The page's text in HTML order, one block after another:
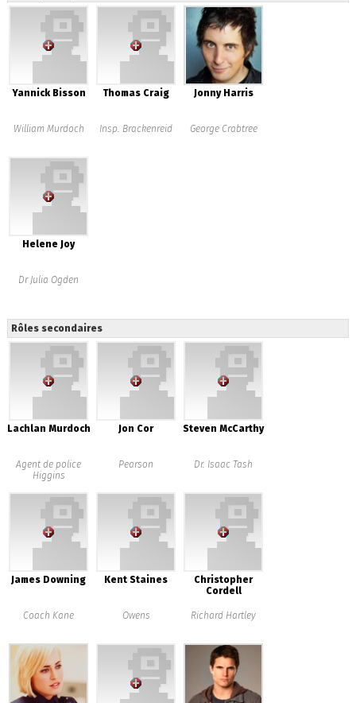
Yannick Bisson
William Murdoch
Thomas Craig
Insp. Brackenreid
Jonny Harris
George Crabtree
Helene Joy
Dr Julia Ogden
Rôles secondaires
Lachlan Murdoch
Agent de police
Higgins
Jon Cor
Pearson
Steven McCarthy
Dr. Isaac Tash
James Downing
Coach Kane
Kent Staines
Owens
Christopher
Cordell
Richard Hartley